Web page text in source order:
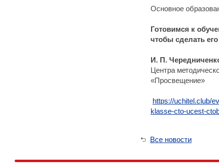
Основное
Готовимся к
чтобы сделать
И. П.
Центра
«Просвещение»
https://uchitel.club/
klasse-cto-ucest-
Все новости